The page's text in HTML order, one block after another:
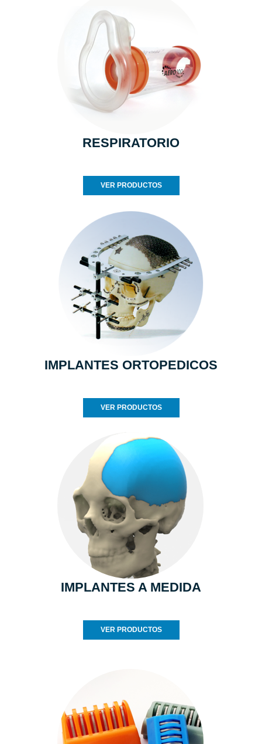
RESPIRATORIO
VER PRODUCTOS
IMPLANTES ORTOPEDICOS
VER PRODUCTOS
IMPLANTES A MEDIDA
VER PRODUCTOS